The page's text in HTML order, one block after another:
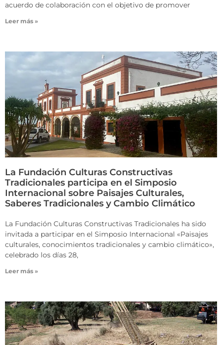
acuerdo de colaboración con el objetivo de promover
Leer más »
La Fundación Culturas Constructivas
Tradicionales participa en el Simposio
Internacional sobre Paisajes Culturales,
Saberes Tradicionales y Cambio Climático
La Fundación Culturas Constructivas Tradicionales ha sido
invitada a participar en el Simposio Internacional «Paisajes
culturales, conocimientos tradicionales y cambio climático»,
celebrado los días 28,
Leer más »